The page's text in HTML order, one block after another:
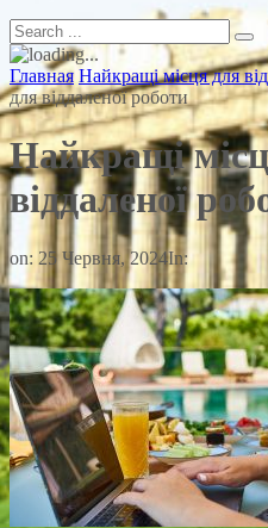
Главная Найкращі місця для
для віддаленої роботи
Найкращі
віддаленої
on: 25 Червня, 2024In: